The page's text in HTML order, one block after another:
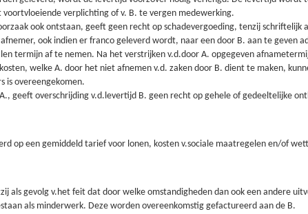
verplichting of v. B. te vergen medewerking.
ook ontstaan, geeft geen recht op schadevergoeding, tenzij schriftelijk
ook indien er franco geleverd wordt, naar een door B. aan te geven
termijn af te nemen. Na het verstrijken v.d.door A. opgegeven
welke A. door het niet afnemen v.d. zaken door B. dient te maken,
is overeengekomen.
geeft overschrijding v.d.levertijd B. geen recht op gehele of gedeeltelijke
op een gemiddeld tarief voor lonen, kosten v.sociale maatregelen en/of
als gevolg v.het feit dat door welke omstandigheden dan ook een andere
als minderwerk. Deze worden overeenkomstig gefactureerd aan de B.